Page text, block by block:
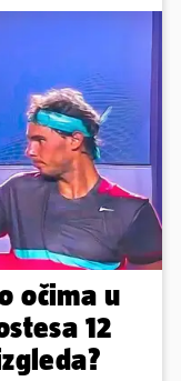
očima u
12